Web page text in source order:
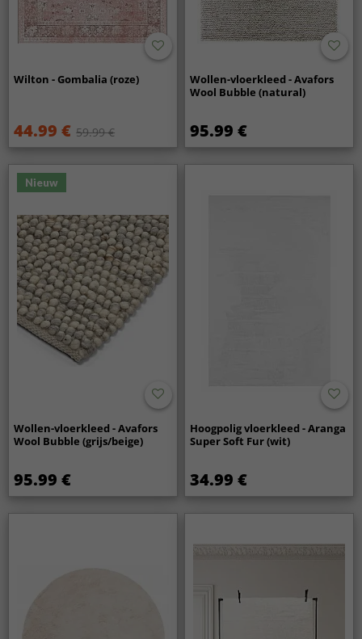
Wilton - Gombalia (roze)
44.99 € 59.99 €
Wollen-vloerkleed - Avafors
Wool Bubble (natural)
95.99 €
Nieuw
Wollen-vloerkleed - Avafors
Wool Bubble (grijs/beige)
95.99 €
Hoogpolig vloerkleed - Aranga
Super Soft Fur (wit)
34.99 €